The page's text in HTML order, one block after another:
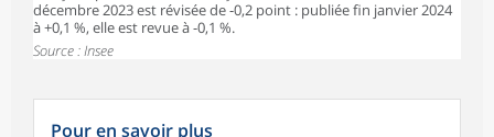
décembre 2023 est révisée de -0,2 point : publiée fin janvier 2024
à +0,1 %, elle est revue à -0,1 %.
Source : Insee
Pour en savoir plus